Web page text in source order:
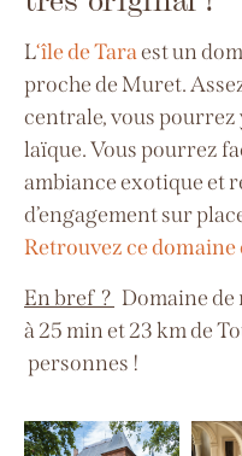
L‘île de Taraest un
proche de Muret.
centrale, vous
laïque. Vous pourrez
ambiance exotique et
d’engagement sur
Retrouvez ce domaine
En bref ? Domaine de
à25 min et 23 km de
personnes !